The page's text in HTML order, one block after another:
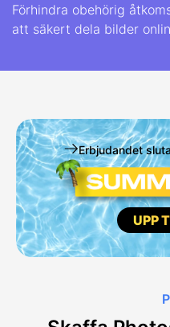
Förhindra obehörig
att säkert dela bilder
Erbjudandet
UPP